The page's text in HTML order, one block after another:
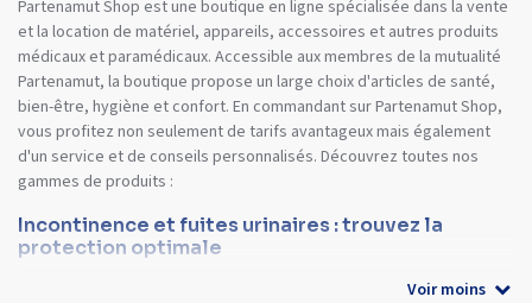
Partenamut Shop est une boutique en ligne spécialisée dans la vente
et la location de matériel, appareils, accessoires et autres produits
médicaux et paramédicaux. Accessible aux membres de la mutualité
Partenamut, la boutique propose un large choix d'articles de santé,
bien-être, hygiène et confort. En commandant sur Partenamut Shop,
vous profitez non seulement de tarifs avantageux mais également
d'un service et de conseils personnalisés. Découvrez toutes nos
gammes de produits :
Incontinence et fuites urinaires : trouvez la
protection optimale
Voir moins